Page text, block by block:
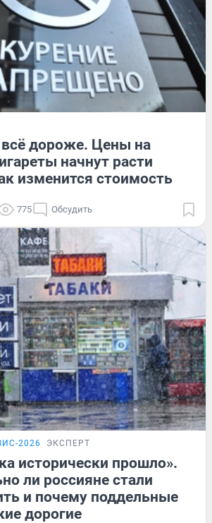
дороже. Цены на
начнут расти
изменится стоимость
775 Обсудить
2026 ЭКСПЕРТ
исторически прошло».
ли россияне стали
и почему поддельные
дорогие